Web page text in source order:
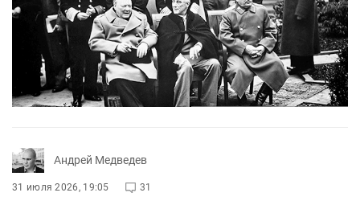
Андрей Медведев
31 июля 2026, 19:05 31